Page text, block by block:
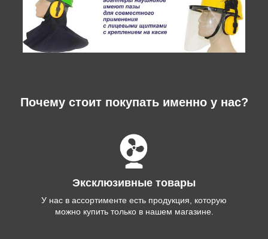
Почему стоит покупать именно у нас?
Эксклюзивные товары
У нас в ассортименте есть продукция, которую
можно купить только в нашем магазине.